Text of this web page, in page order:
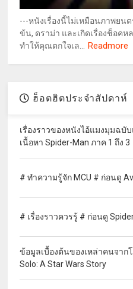
---หนังเรื่องนี้ไม่เหมือนภาพยน
ข้น, ดราม่า และเกิดเรื่องช็อค
ทำให้คุณตกใจเล...
Readmore
ฮ็อตฮิตประจำสัปดาห์
เรื่องราวของหนังไอ้แมงมุมฉบั
เนื้อหา Spider-Man ภาค 1 ถึง 3
# ทำความรู้จัก MCU # ก่อนดู
# เรื่องราวควรรู้ # ก่อนดู
ข้อมูลเบื้องต้นของเหล่าคนจา
Solo: A Star Wars Story